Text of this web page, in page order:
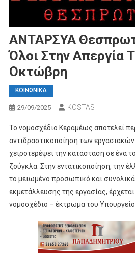
ΑΝΤΑΡΣΥΑ
Όλοι Στην Απεργία
Οκτώβρη
ΚΟΙΝΩΝΙΚΑ
29/09/2025 KOSTAS
Το νομοσχέδιο Κεραμέως αποτελεί
αντιδραστικοποίηση των
χειροτερέψει την κατάσταση σε ένα
ζούγκλα. Στην εντατικοποίηση, την
το μειωμένο προσωπικό και
εκμετάλλευσης της εργασίας,
νομοσχέδιο – έκτρωμα του